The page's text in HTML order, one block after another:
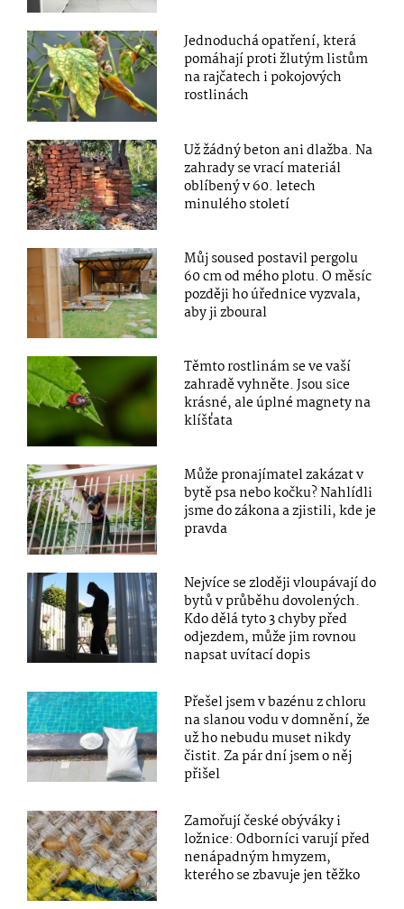
Jednoduchá opatření, která
pomáhají proti žlutým listům
na rajčatech i pokojových
rostlinách
Už žádný beton ani dlažba. Na
zahrady se vrací materiál
oblíbený v 60. letech
minulého století
Můj soused postavil pergolu
60 cm od mého plotu. O měsíc
později ho úřednice vyzvala,
aby ji zboural
Těmto rostlinám se ve vaší
zahradě vyhněte. Jsou sice
krásné, ale úplné magnety na
klíšťata
Může pronajímatel zakázat v
bytě psa nebo kočku? Nahlídli
jsme do zákona a zjistili, kde je
pravda
Nejvíce se zloději vloupávají do
bytů v průběhu dovolených.
Kdo dělá tyto 3 chyby před
odjezdem, může jim rovnou
napsat uvítací dopis
Přešel jsem v bazénu z chloru
na slanou vodu v domnění, že
už ho nebudu muset nikdy
čistit. Za pár dní jsem o něj
přišel
Zamořují české obýváky i
ložnice: Odborníci varují před
nenápadným hmyzem,
kterého se zbavuje jen těžko